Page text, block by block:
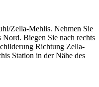
Zella-Mehlis. Nehmen Sie
Biegen Sie nach rechts
Richtung Zella-
Station in der Nähe des